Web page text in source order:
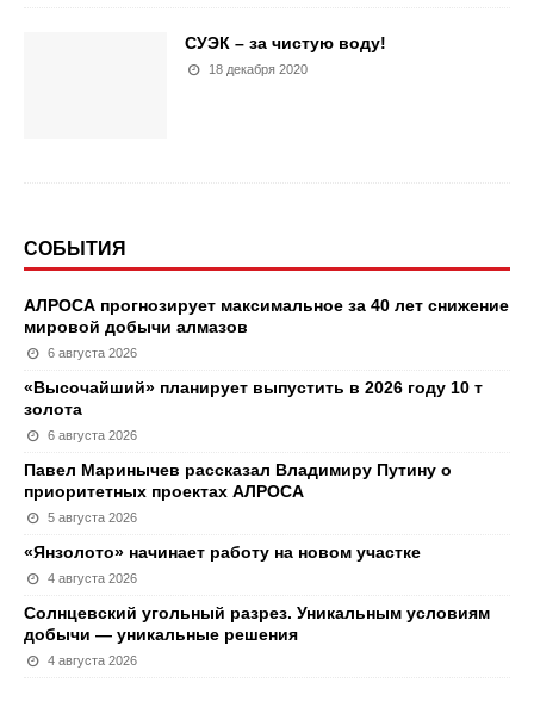
СУЭК – за чистую воду!
18 декабря 2020
СОБЫТИЯ
АЛРОСА прогнозирует максимальное за 40 лет снижение
мировой добычи алмазов
6 августа 2026
«Высочайший» планирует выпустить в 2026 году 10 т
золота
6 августа 2026
Павел Маринычев рассказал Владимиру Путину о
приоритетных проектах АЛРОСА
5 августа 2026
«Янзолото» начинает работу на новом участке
4 августа 2026
Солнцевский угольный разрез. Уникальным условиям
добычи — уникальные решения
4 августа 2026